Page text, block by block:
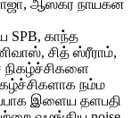
ஆஸ்கர் நாயகன்
SPB, காந்த
சித் ஸ்ரீராம்,
நம்ம
இளைய தளபதி